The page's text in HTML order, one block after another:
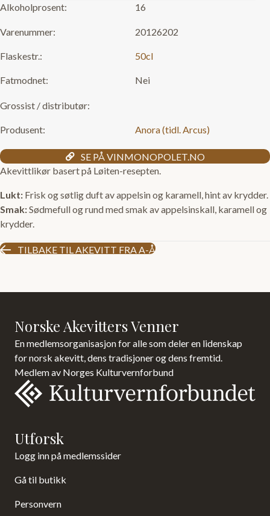
Alkoholprosent: 16
Varenummer: 20126202
Flaskestr.: 50cl
Fatmodnet: Nei
Grossist / distributør:
Produsent: Anora (tidl. Arcus)
SE PÅ VINMONOPOLET.NO
Akevittlikør basert på Løiten-resepten.
Lukt: Frisk og søtlig duft av appelsin og karamell, hint av krydder.
Smak:Sødmefull og rund med smak av appelsinskall, karamell og
krydder.
TILBAKE TIL AKEVITT FRA A-Å
Norske Akevitters Venner
En medlemsorganisasjon for alle som deler en lidenskap
for norsk akevitt, dens tradisjoner og dens fremtid.
Medlem av Norges Kulturvernforbund
Utforsk
Logg inn på medlemssider
Gå til butikk
Personvern